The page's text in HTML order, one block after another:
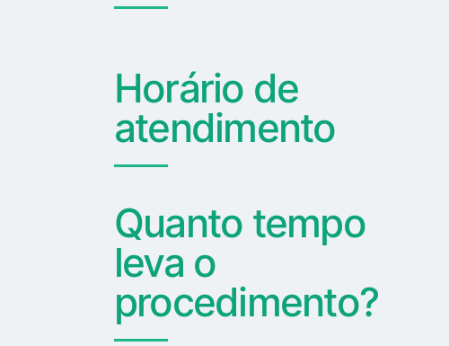
Horário de
atendimento
Quanto tempo
leva o
procedimento?